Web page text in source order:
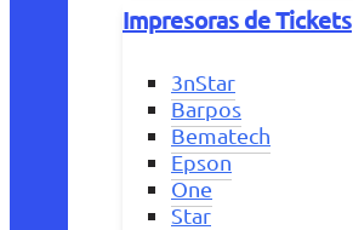
Impresoras de Tickets
3nStar
Barpos
Bematech
Epson
One
Star